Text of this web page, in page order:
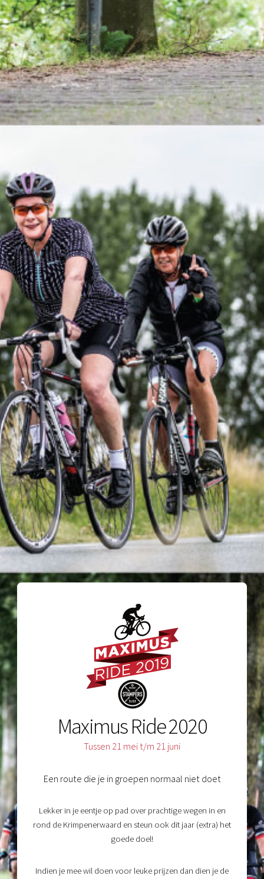
Maximus Ride 2020
Tussen 21 mei t/m 21 juni
Een route die je in groepen normaal niet doet
Lekker in je eentje op pad over prachtige wegen in en
rond de Krimpenerwaard en steun ook dit jaar (extra) het
goede doel!
Indien je mee wil doen voor leuke prijzen dan dien je de